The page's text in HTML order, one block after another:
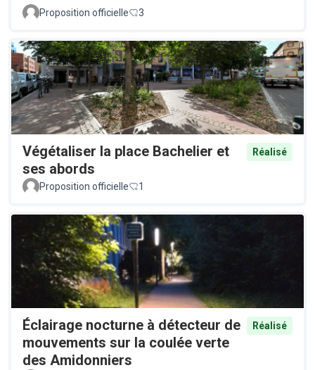
Proposition officielle 3
Végétaliser la place Bachelier et
ses abords
Réalisé
Proposition officielle 1
Éclairage nocturne à détecteur de
mouvements sur la coulée verte
des Amidonniers
Réalisé